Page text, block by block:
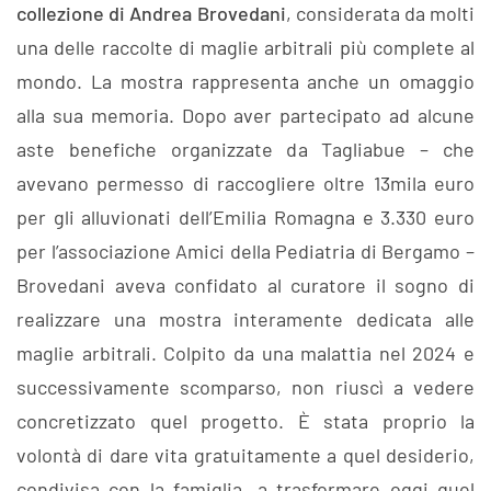
collezione di Andrea Brovedani, considerata da molti
una delle raccolte di maglie arbitrali più complete al
mondo. La mostra rappresenta anche un omaggio
alla sua memoria. Dopo aver partecipato ad alcune
aste benefiche organizzate da Tagliabue – che
avevano permesso di raccogliere oltre 13mila euro
per gli alluvionati dell’Emilia Romagna e 3.330 euro
per l’associazione Amici della Pediatria di Bergamo –
Brovedani aveva confidato al curatore il sogno di
realizzare una mostra interamente dedicata alle
maglie arbitrali. Colpito da una malattia nel 2024 e
successivamente scomparso, non riuscì a vedere
concretizzato quel progetto. È stata proprio la
volontà di dare vita gratuitamente a quel desiderio,